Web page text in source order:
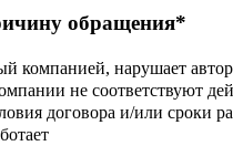
обращения*
компанией, нарушает
не соответствуют
договора и/или сроки